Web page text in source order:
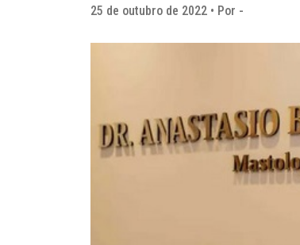
25 de outubro de 2022 • Por -